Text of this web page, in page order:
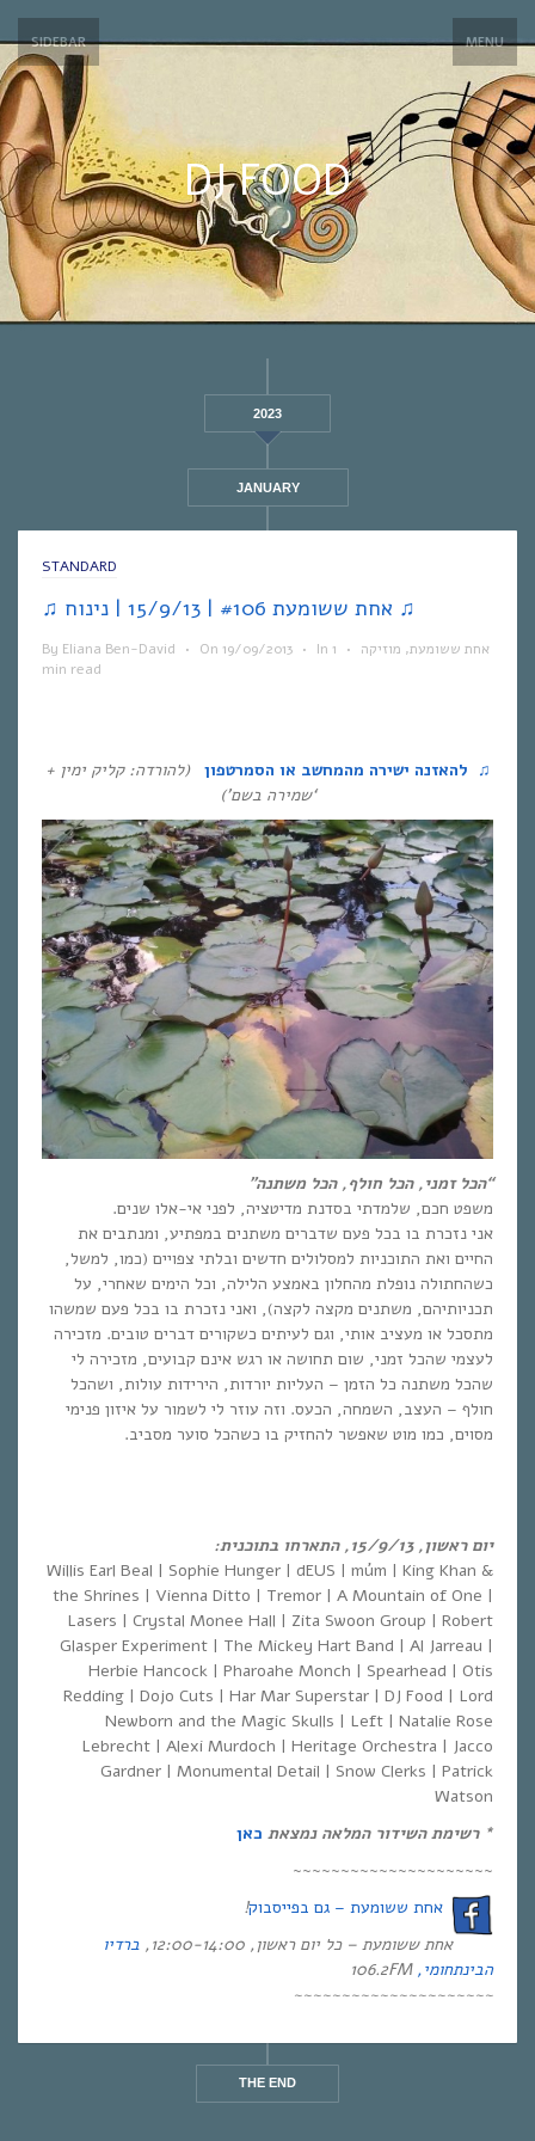
SIDEBAR MENU
DJ FOOD
2023
JANUARY
STANDARD
♫ אחת ששומעת #106 | 15/9/13 | נינוח ♫
By Eliana Ben-David • On 19/09/2013 • In אחת ששומעת, מוזיקה •
1
min read
♫ להאזנה ישירה מהמחשב או הסמרטפון
(להורדה: קליק ימין +
‘שמירה בשם’)
“הכל זמני, הכל חולף, הכל משתנה”
משפט חכם, שלמדתי בסדנת מדיטציה, לפני אי-אלו שנים.
אני נזכרת בו בכל פעם שדברים משתנים במפתיע, ומנתבים את
החיים ואת התוכניות למסלולים חדשים ובלתי צפויים (כמו, למשל,
כשהחתולה נופלת מהחלון באמצע הלילה, וכל הימים שאחרי, על
תכניותיהם, משתנים מקצה לקצה), ואני נזכרת בו בכל פעם שמשהו
מתסכל או מעציב אותי, וגם לעיתים כשקורים דברים טובים. מזכירה
לעצמי שהכל זמני, שום תחושה או רגש אינם קבועים, מזכירה לי
שהכל משתנה כל הזמן – העליות יורדות, הירידות עולות, ושהכל
חולף – העצב, השמחה, הכעס. וזה עוזר לי לשמור על איזון פנימי
מסוים, כמו מוט שאפשר להחזיק בו כשהכל סוער מסביב.
יום ראשון, 15/9/13, התארחו בתוכנית:
Willis Earl Beal | Sophie Hunger | dEUS | múm | King Khan &
the Shrines | Vienna Ditto | Tremor | A Mountain of One |
Lasers | Crystal Monee Hall | Zita Swoon Group | Robert
Glasper Experiment | The Mickey Hart Band | Al Jarreau |
Herbie Hancock | Pharoahe Monch | Spearhead | Otis
Redding | Dojo Cuts | Har Mar Superstar | DJ Food | Lord
Newborn and the Magic Skulls | Left | Natalie Rose
Lebrecht | Alexi Murdoch | Heritage Orchestra | Jacco
Gardner | Monumental Detail | Snow Clerks | Patrick
Watson
* רשימת השידור המלאה נמצאת כאן
~~~~~~~~~~~~~~~~~~~~~
אחת ששומעת – גם בפייסבוק!
אחת ששומעת – כל יום ראשון, 12:00-14:00,
ברדיו
הבינתחומי, 106.2
FM
~~~~~~~~~~~~~~~~~~~~~
THE END